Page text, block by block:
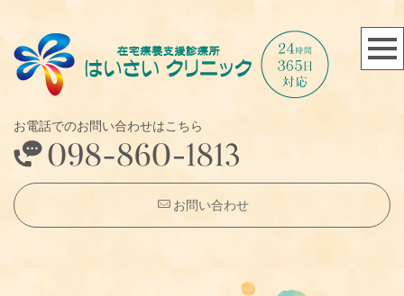
お電話でのお問い合わせはこちら
お問い合わせ